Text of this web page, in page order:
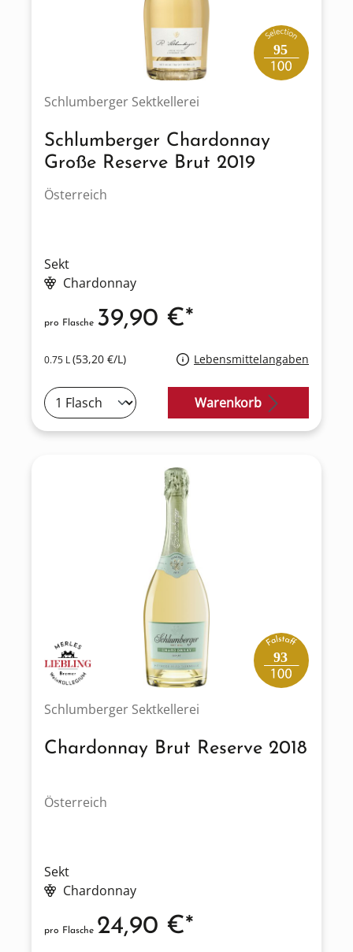
95
Schlumberger Sektkellerei
Schlumberger Chardonnay
Große Reserve Brut 2019
Österreich
Sekt
Chardonnay
0.75 L(53,20 €/L) Lebensmittelangaben
pro Flasche 39,90 €*
Warenkorb
93
Schlumberger Sektkellerei
Chardonnay Brut Reserve 2018
Österreich
Sekt
Chardonnay
pro Flasche 24,90 €*